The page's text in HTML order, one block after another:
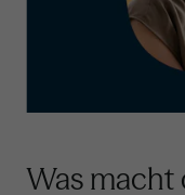
Was macht